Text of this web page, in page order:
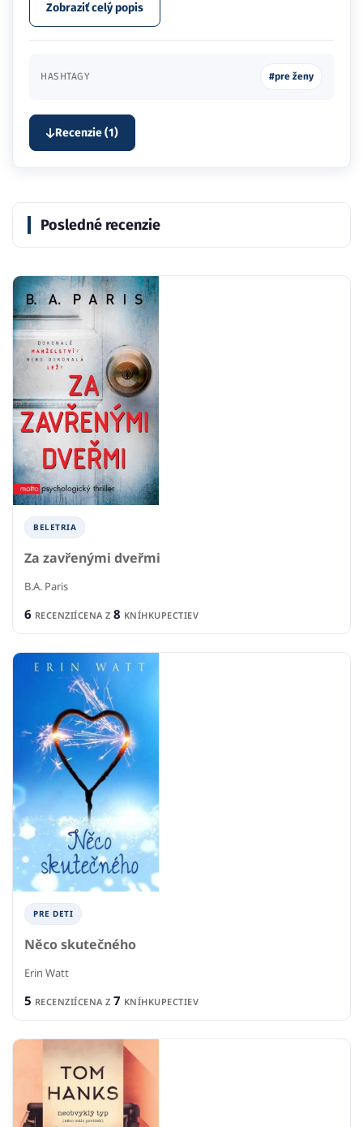
Zobraziť celý popis
HASHTAGY #pre ženy
Recenzie (1)
Posledné recenzie
BELETRIA
Za zavřenými dveřmi
B.A. Paris
6 RECENZIÍCENA Z 8 KNÍHKUPECTIEV
PRE DETI
Něco skutečného
Erin Watt
5 RECENZIÍCENA Z 7 KNÍHKUPECTIEV